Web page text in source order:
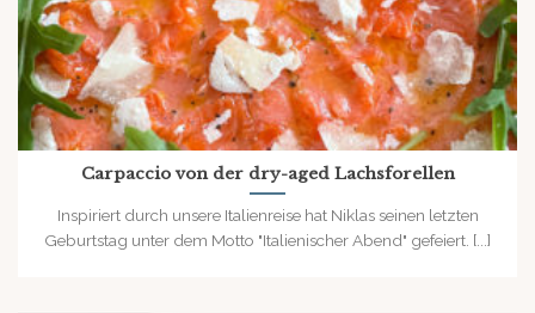
Carpaccio von der dry-aged Lachsforellen
Inspiriert durch unsere Italienreise hat Niklas seinen letzten
Geburtstag unter dem Motto "Italienischer Abend" gefeiert. [...]